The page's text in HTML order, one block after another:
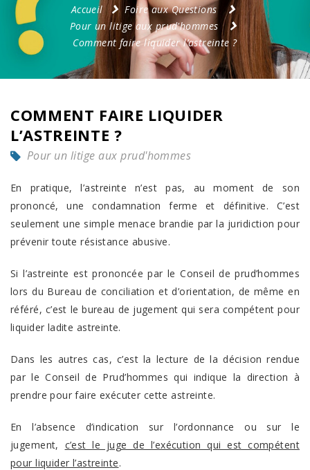
Accueil
Foire aux Questions
Pour un litige aux prud'hommes
Comment faire liquider l’astreinte ?
COMMENT FAIRE LIQUIDER
L’ASTREINTE ?
Pour un litige aux prud'hommes
En pratique, l’astreinte n’est pas, au moment de son
prononcé, une condamnation ferme et définitive. C’est
seulement une simple menace brandie par la juridiction pour
prévenir toute résistance abusive.
Si l’astreinte est prononcée par le Conseil de prud’hommes
lors du Bureau de conciliation et d’orientation, de même en
référé, c’est le bureau de jugement qui sera compétent pour
liquider ladite astreinte.
Dans les autres cas, c’est la lecture de la décision rendue
par le Conseil de Prud’hommes qui indique la direction à
prendre pour faire exécuter cette astreinte.
En l’absence d’indication sur l’ordonnance ou sur le
jugement, c’est le juge de l’exécution qui est compétent
pour liquider l’astreinte.